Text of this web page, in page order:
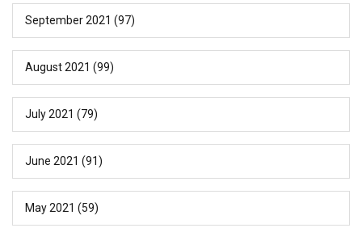
September 2021 (97)
August 2021 (99)
July 2021 (79)
June 2021 (91)
May 2021 (59)